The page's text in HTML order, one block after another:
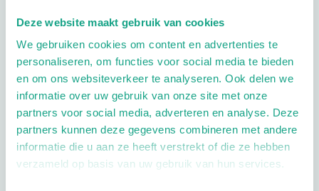
Deze website maakt gebruik van cookies
We gebruiken cookies om content en advertenties te
personaliseren, om functies voor social media te bieden
en om ons websiteverkeer te analyseren. Ook delen we
informatie over uw gebruik van onze site met onze
partners voor social media, adverteren en analyse. Deze
partners kunnen deze gegevens combineren met andere
informatie die u aan ze heeft verstrekt of die ze hebben
verzameld op basis van uw gebruik van hun services.
Extra opties